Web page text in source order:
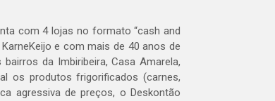
com 4 lojas no formato “cash and
e com mais de 40 anos de
da Imbiribeira, Casa Amarela,
os produtos frigorificados (carnes,
agressiva de preços, o Deskontão